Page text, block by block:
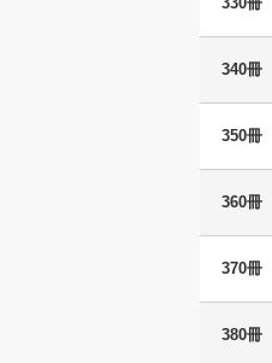
340冊
350冊
360冊
370冊
380冊